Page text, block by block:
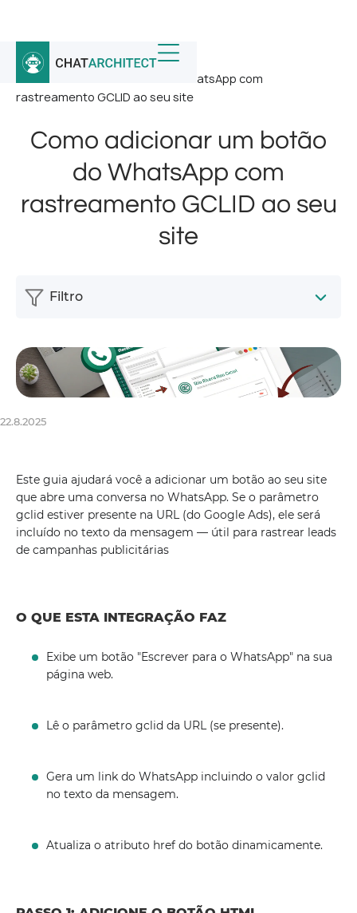
Início Notícias /
Como adicionar um botão do WhatsApp com
rastreamento GCLID ao seu site
Como adicionar um botão
do WhatsApp com
rastreamento GCLID ao seu
site
22.8.2025
Este guia ajudará você a adicionar um botão ao seu site
que abre uma conversa no WhatsApp. Se o parâmetro
gclid estiver presente na URL (do Google Ads), ele será
incluído no texto da mensagem — útil para rastrear leads
de campanhas publicitárias
O QUE ESTA INTEGRAÇÃO FAZ
Exibe um botão "Escrever para o WhatsApp" na sua
página web.
Lê o parâmetro gclid da URL (se presente).
Gera um link do WhatsApp incluindo o valor gclid
no texto da mensagem.
Atualiza o atributo href do botão dinamicamente.
Filtro